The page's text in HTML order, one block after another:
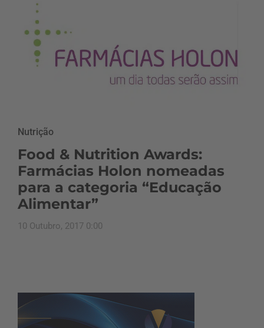
Nutrição
Food & Nutrition Awards:
Farmácias Holon nomeadas
para a categoria “Educação
Alimentar”
10 Outubro, 2017 0:00